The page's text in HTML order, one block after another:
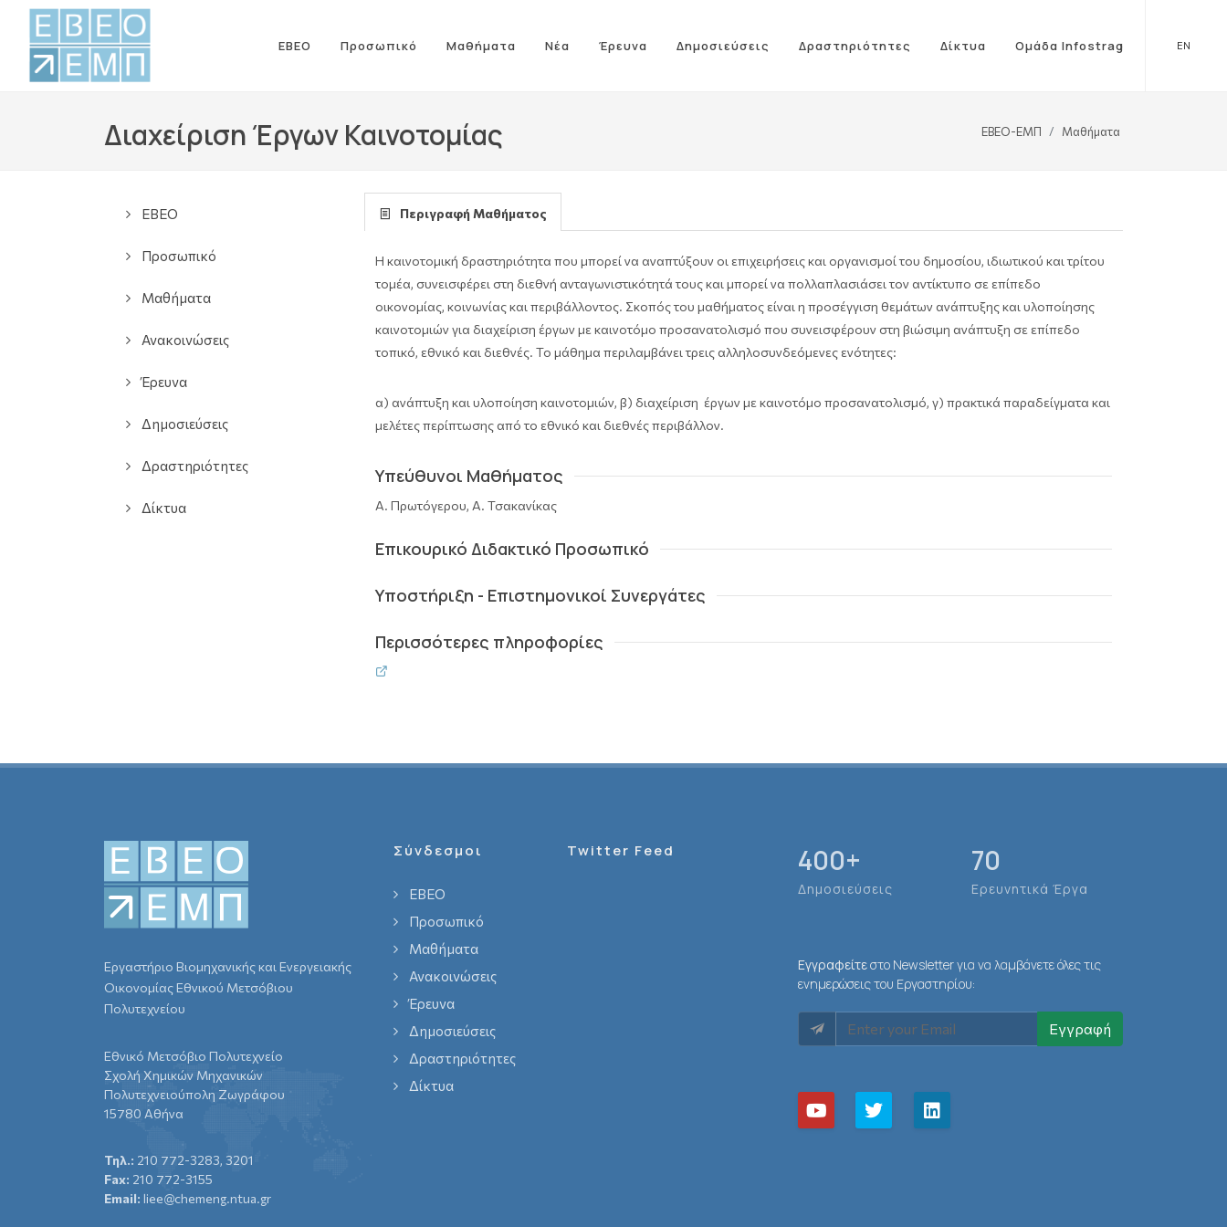
EN
ΕΒΕΟ Προσωπικό Μαθήματα Νέα Έρευνα Δημοσιεύσεις Δραστηριότητες Δίκτυα Ομάδα Infostrag
Διαχείριση Έργων Καινοτομίας ΕΒΕΟ-ΕΜΠ Μαθήματα
Περιγραφή Μαθήματος
Η καινοτομική δραστηριότητα που μπορεί να αναπτύξουν οι επιχειρήσεις και οργανισμοί του δημοσίου, ιδιωτικού και τρίτου
τομέα, συνεισφέρει στη διεθνή ανταγωνιστικότητά τους και μπορεί να πολλαπλασιάσει τον αντίκτυπο σε επίπεδο
οικονομίας, κοινωνίας και περιβάλλοντος. Σκοπός του μαθήματος είναι η προσέγγιση θεμάτων ανάπτυξης και υλοποίησης
καινοτομιών για διαχείριση έργων με καινοτόμο προσανατολισμό που συνεισφέρουν στη βιώσιμη ανάπτυξη σε επίπεδο
τοπικό, εθνικό και διεθνές. Το μάθημα περιλαμβάνει τρεις αλληλοσυνδεόμενες ενότητες:
α) ανάπτυξη και υλοποίηση καινοτομιών, β) διαχείριση έργων με καινοτόμο προσανατολισμό, γ) πρακτικά παραδείγματα και
μελέτες περίπτωσης από το εθνικό και διεθνές περιβάλλον.
Υπεύθυνοι Μαθήματος
Α. Πρωτόγερου, Α. Τσακανίκας
Επικουρικό Διδακτικό Προσωπικό
Υποστήριξη - Επιστημονικοί Συνεργάτες
Περισσότερες πληροφορίες
ΕΒΕΟ
Προσωπικό
Μαθήματα
Ανακοινώσεις
Έρευνα
Δημοσιεύσεις
Δραστηριότητες
Δίκτυα
Εργαστήριο Βιομηχανικής και Ενεργειακής
Οικονομίας Εθνικού Μετσόβιου
Πολυτεχνείου
Εθνικό Μετσόβιο Πολυτεχνείο
Σχολή Χημικών Μηχανικών
Πολυτεχνειούπολη Ζωγράφου
15780 Αθήνα
Τηλ.: 210 772-3283, 3201
Fax: 210 772-3155
Email: liee@chemeng.ntua.gr
Σύνδεσμοι
ΕΒΕΟ
Προσωπικό
Μαθήματα
Ανακοινώσεις
Έρευνα
Δημοσιεύσεις
Δραστηριότητες
Δίκτυα
Twitter Feed 400+
Δημοσιεύσεις
70
Ερευνητικά Έργα
Εγγραφείτεστο Newsletter για να λαμβάνετε όλες τις
ενημερώσεις του Εργαστηρίου:
Εγγραφή